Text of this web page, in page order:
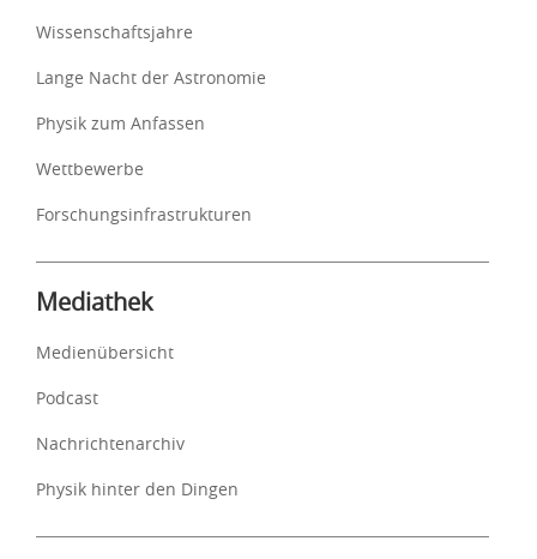
Wissenschaftsjahre
Lange Nacht der Astronomie
Physik zum Anfassen
Wettbewerbe
Forschungsinfrastrukturen
Mediathek
Medienübersicht
Podcast
Nachrichtenarchiv
Physik hinter den Dingen